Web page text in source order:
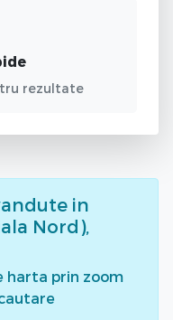
rezultate
in
Nord),
harta prin zoom